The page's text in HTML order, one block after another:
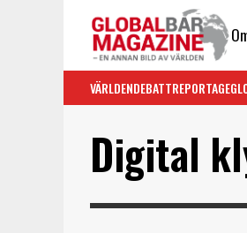
VÄRLDENDEBATTREPORTAGE
Digital